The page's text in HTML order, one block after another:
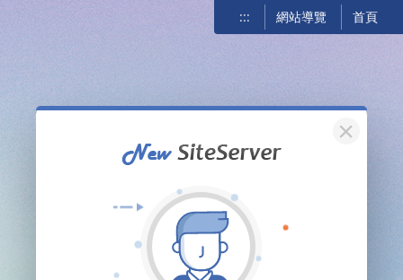
::: 網站導覽 首頁
關閉